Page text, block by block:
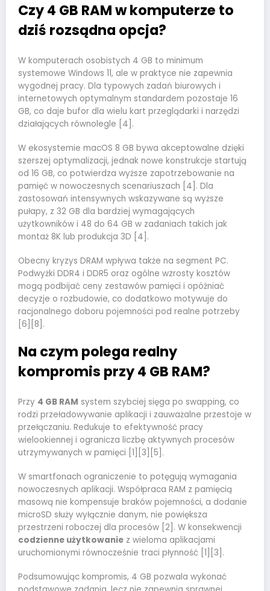
Czy 4 GB RAM w komputerze to
dziś rozsądna opcja?
W komputerach osobistych 4 GB to minimum
systemowe Windows 11, ale w praktyce nie zapewnia
wygodnej pracy. Dla typowych zadań biurowych i
internetowych optymalnym standardem pozostaje 16
GB, co daje bufor dla wielu kart przeglądarki i narzędzi
działających równolegle [4].
W ekosystemie macOS 8 GB bywa akceptowalne dzięki
szerszej optymalizacji, jednak nowe konstrukcje startują
od 16 GB, co potwierdza wyższe zapotrzebowanie na
pamięć w nowoczesnych scenariuszach [4]. Dla
zastosowań intensywnych wskazywane są wyższe
pułapy, z 32 GB dla bardziej wymagających
użytkowników i 48 do 64 GB w zadaniach takich jak
montaż 8K lub produkcja 3D [4].
Obecny kryzys DRAM wpływa także na segment PC.
Podwyżki DDR4 i DDR5 oraz ogólne wzrosty kosztów
mogą podbijać ceny zestawów pamięci i opóźniać
decyzje o rozbudowie, co dodatkowo motywuje do
racjonalnego doboru pojemności pod realne potrzeby
[6][8].
Na czym polega realny
kompromis przy 4 GB RAM?
Przy 4 GB RAM system szybciej sięga po swapping, co
rodzi przeładowywanie aplikacji i zauważalne przestoje w
przełączaniu. Redukuje to efektywność pracy
wielookiennej i ogranicza liczbę aktywnych procesów
utrzymywanych w pamięci [1][3][5].
W smartfonach ograniczenie to potęgują wymagania
nowoczesnych aplikacji. Współpraca RAM z pamięcią
masową nie kompensuje braków pojemności, a dodanie
microSD służy wyłącznie danym, nie powiększa
przestrzeni roboczej dla procesów [2]. W konsekwencji
codzienne użytkowanie z wieloma aplikacjami
uruchomionymi równocześnie traci płynność [1][3].
Podsumowując kompromis, 4 GB pozwala wykonać